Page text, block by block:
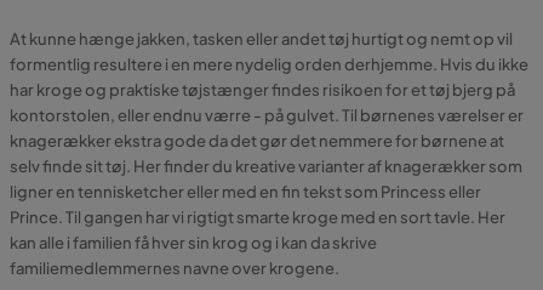
At kunne hænge jakken, tasken eller andet tøj hurtigt og nemt op vil
formentlig resultere i en mere nydelig orden derhjemme. Hvis du ikke
har kroge og praktiske tøjstænger findes risikoen for et tøj bjerg på
kontorstolen, eller endnu værre - på gulvet. Til børnenes værelser er
knagerækker ekstra gode da det gør det nemmere for børnene at
selv finde sit tøj. Her finder du kreative varianter af knagerækker som
ligner en tennisketcher eller med en fin tekst som Princess eller
Prince. Til gangen har vi rigtigt smarte kroge med en sort tavle. Her
kan alle i familien få hver sin krog og i kan da skrive
familiemedlemmernes navne over krogene.